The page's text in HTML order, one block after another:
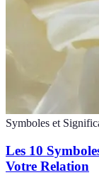
Symboles et
Les 10
Votre Relation